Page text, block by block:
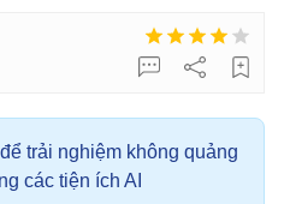
trải nghiệm không quảng
các tiện ích AI